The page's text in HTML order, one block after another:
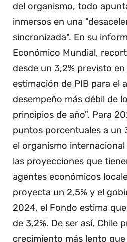
del organismo, todo
inmersos en una
sincronizada". En su
Económico Mundial,
desde un 3,2% previsto
estimación de PIB para el
desempeño más débil de
principios de año". Para
puntos porcentuales a un
el organismo
las proyecciones que
agentes económicos
proyecta un 2,5% y el
2024, el Fondo estima
de 3,2%. De ser así, Chile
crecimiento más lento